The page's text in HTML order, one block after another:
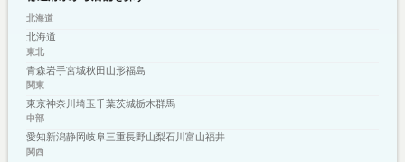
北海道
北海道
東北
青森岩手宮城秋田山形福島
関東
東京神奈川埼玉千葉茨城栃木群馬
中部
愛知新潟静岡岐阜三重長野山梨石川富山福井
関西